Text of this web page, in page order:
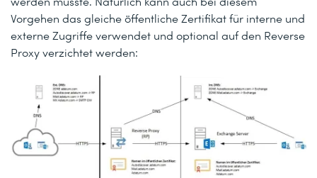
Vorgehen das gleiche öffentliche Zertifikat für interne und
externe Zugriffe verwendet und optional auf den Reverse
Proxy verzichtet werden: